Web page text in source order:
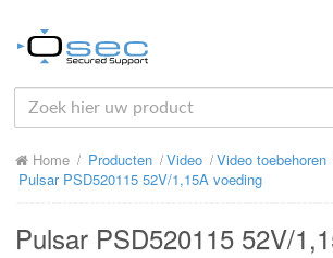
HOME
OVER ONS
Home Producten Video Video toebehoren
Pulsar PSD520115 52V/1,15A voeding
Pulsar PSD520115 52V/